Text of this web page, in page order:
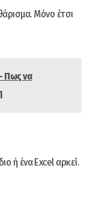
Μόνο έτσι
Πως να
ή ένα Excel αρκεί.